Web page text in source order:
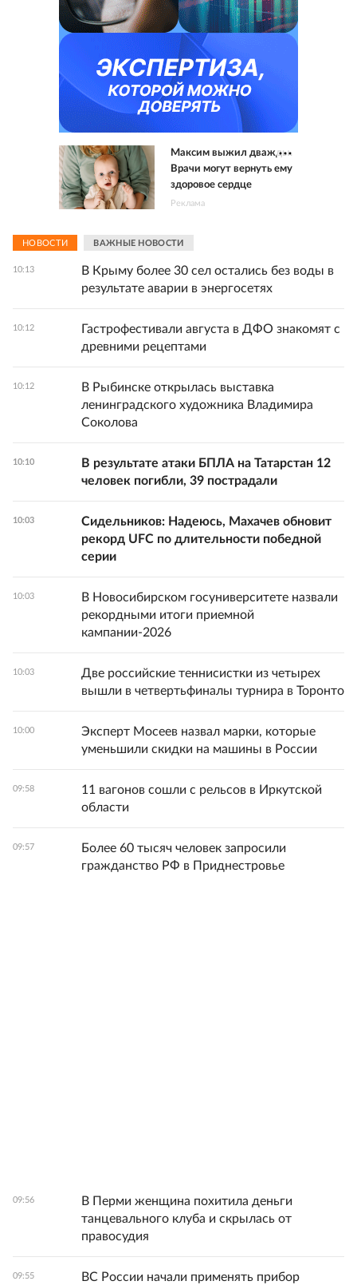
Максим выжил дважды.
Врачи могут вернуть ему
здоровое сердце
Реклама
НОВОСТИ ВАЖНЫЕ НОВОСТИ
10:13
В Крыму более 30 сел остались без воды в
результате аварии в энергосетях
10:12
Гастрофестивали августа в ДФО знакомят с
древними рецептами
10:12
В Рыбинске открылась выставка
ленинградского художника Владимира
Соколова
10:10
В результате атаки БПЛА на Татарстан 12
человек погибли, 39 пострадали
10:03
Сидельников: Надеюсь, Махачев обновит
рекорд UFC по длительности победной
серии
10:03
В Новосибирском госуниверситете назвали
рекордными итоги приемной
кампании-2026
10:03
Две российские теннисистки из четырех
вышли в четвертьфиналы турнира в Торонто
10:00
Эксперт Мосеев назвал марки, которые
уменьшили скидки на машины в России
09:58
11 вагонов сошли с рельсов в Иркутской
области
09:57
Более 60 тысяч человек запросили
гражданство РФ в Приднестровье
09:56
В Перми женщина похитила деньги
танцевального клуба и скрылась от
правосудия
09:55
ВС России начали применять прибор